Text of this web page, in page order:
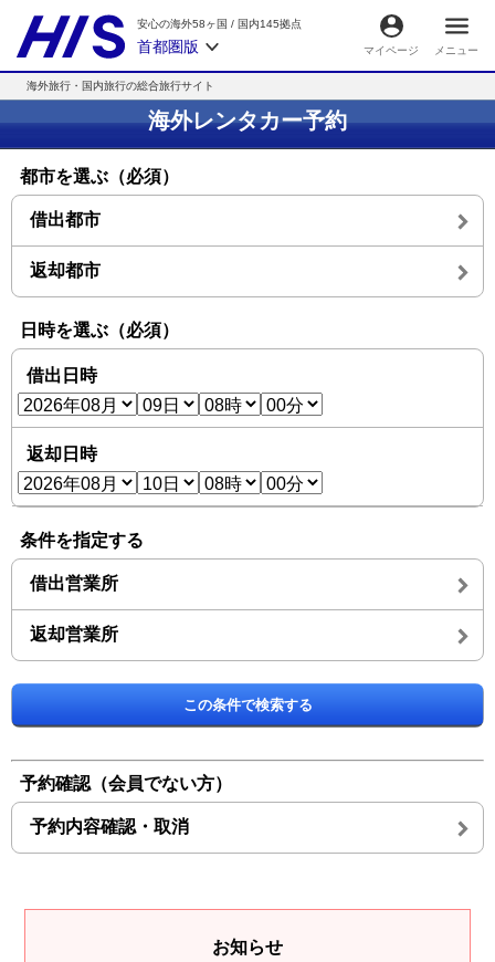
安心の海外58ヶ国 / 国内145拠点
首都圏版 マイページ メニュー
海外旅行・国内旅行の総合旅行サイト
海外レンタカー予約
都市を選ぶ（必須）
借出都市
返却都市
日時を選ぶ（必須）
借出日時
返却日時
条件を指定する
借出営業所
返却営業所
この条件で検索する
予約確認（会員でない方）
予約内容確認・取消
お知らせ